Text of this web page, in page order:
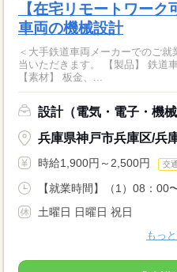
【在宅リモートワー
車両の機械設計
＜大手鉄道車両メーカーでのご
当いただきます。 【製品】 鉄道車両の骨組みや床下部分、外装等
【素材】 板金、...
設計（電気・電子・機械
兵庫県神戸市兵庫区/兵
時給1,900円～2,500円 交
【就業時間】（1）08：00
土曜日 日曜日 祝日
もっ